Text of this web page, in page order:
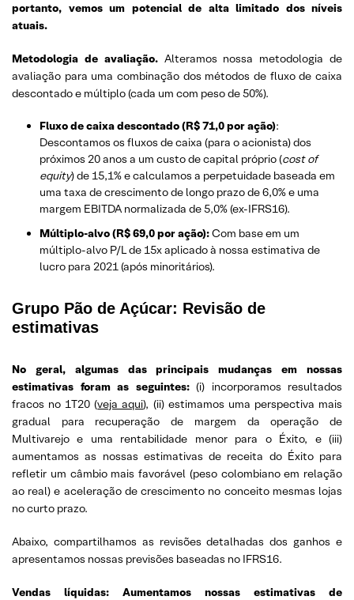
portanto, vemos um potencial de alta limitado dos níveis
atuais.
Metodologia de avaliação.Alteramos nossa metodologia de
avaliação para uma combinação dos métodos de fluxo de caixa
descontado e múltiplo (cada um com peso de 50%).
Fluxo de caixa descontado (R$ 71,0 por ação):
Descontamos os fluxos de caixa (para o acionista) dos
próximos 20 anos a um custo de capital próprio (cost of
equity) de 15,1% e calculamos a perpetuidade baseada em
uma taxa de crescimento de longo prazo de 6,0% e uma
margem EBITDA normalizada de 5,0% (ex-IFRS16).
Múltiplo-alvo (R$ 69,0 por ação):Com base em um
múltiplo-alvo P/L de 15x aplicado à nossa estimativa de
lucro para 2021 (após minoritários).
Grupo Pão de Açúcar: Revisão de
estimativas
No geral, algumas das principais mudanças em nossas
estimativas foram as seguintes:(i) incorporamos resultados
fracos no 1T20 (veja aqui), (ii) estimamos uma perspectiva mais
gradual para recuperação de margem da operação de
Multivarejo e uma rentabilidade menor para o Éxito, e (iii)
aumentamos as nossas estimativas de receita do Éxito para
refletir um câmbio mais favorável (peso colombiano em relação
ao real) e aceleração de crescimento no conceito mesmas lojas
no curto prazo.
Abaixo, compartilhamos as revisões detalhadas dos ganhos e
apresentamos nossas previsões baseadas no IFRS16.
Vendas líquidas:
Aumentamos nossas estimativas de